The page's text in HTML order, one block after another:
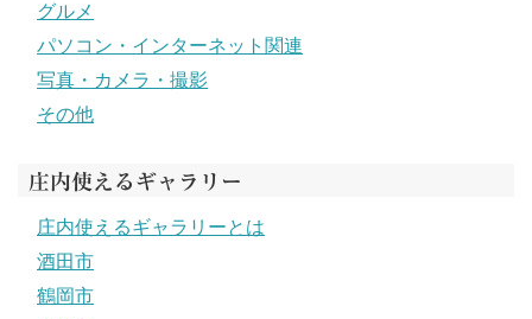
グルメ
パソコン・インターネット関連
写真・カメラ・撮影
その他
庄内使えるギャラリー
庄内使えるギャラリーとは
酒田市
鶴岡市